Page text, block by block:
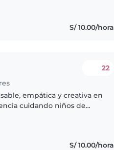
S/ 10.00/hora
22
empática y creativa en
cuidando niños de
S/ 10.00/hora